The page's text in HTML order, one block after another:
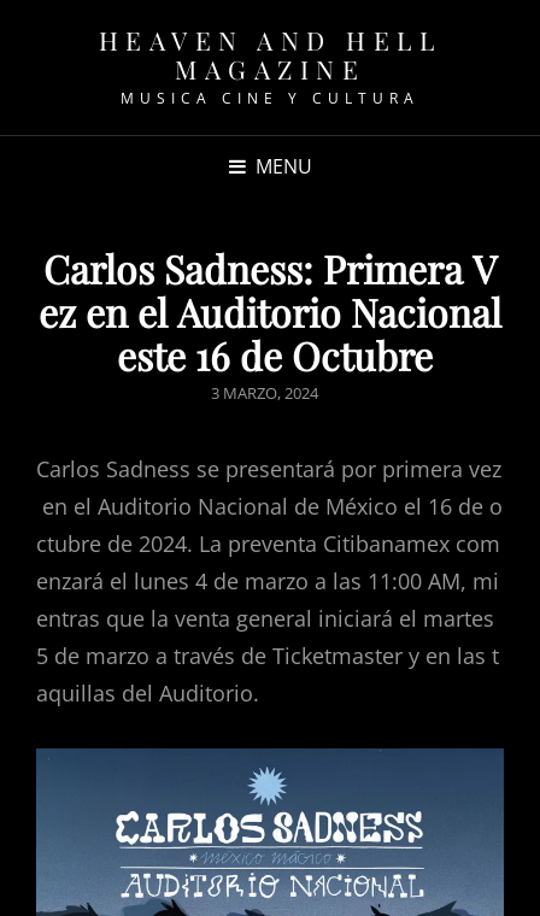
HEAVEN AND HELL
MAGAZINE
MUSICA CINE Y CULTURA
MENU
Carlos Sadness: Primera V
ez en el Auditorio Nacional
este 16 de Octubre
POSTED
3 MARZO, 2024
Carlos Sadness se presentará por primera vez
en el Auditorio Nacional de México el 16 de o
ctubre de 2024. La preventa Citibanamex com
enzará el lunes 4 de marzo a las 11:00 AM, mi
entras que la venta general iniciará el martes
5 de marzo a través de Ticketmaster y en las t
aquillas del Auditorio.